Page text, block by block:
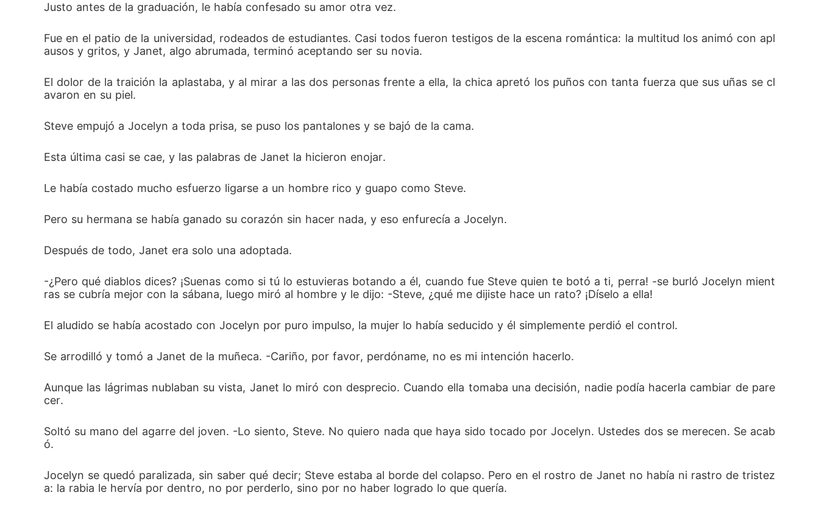
Justo antes de la graduación, le había confesado su amor otra vez.
Fue en el patio de la universidad, rodeados de estudiantes. Casi todos fueron testigos de la escena romántica: la multitud los animó con apl
ausos y gritos, y Janet, algo abrumada, terminó aceptando ser su novia.
El dolor de la traición la aplastaba, y al mirar a las dos personas frente a ella, la chica apretó los puños con tanta fuerza que sus uñas se cl
avaron en su piel.
Steve empujó a Jocelyn a toda prisa, se puso los pantalones y se bajó de la cama.
Esta última casi se cae, y las palabras de Janet la hicieron enojar.
Le había costado mucho esfuerzo ligarse a un hombre rico y guapo como Steve.
Pero su hermana se había ganado su corazón sin hacer nada, y eso enfurecía a Jocelyn.
Después de todo, Janet era solo una adoptada.
-¿Pero qué diablos dices? ¡Suenas como si tú lo estuvieras botando a él, cuando fue Steve quien te botó a ti, perra! -se burló Jocelyn mient
ras se cubría mejor con la sábana, luego miró al hombre y le dijo: -Steve, ¿qué me dijiste hace un rato? ¡Díselo a ella!
El aludido se había acostado con Jocelyn por puro impulso, la mujer lo había seducido y él simplemente perdió el control.
Se arrodilló y tomó a Janet de la muñeca. -Cariño, por favor, perdóname, no es mi intención hacerlo.
Aunque las lágrimas nublaban su vista, Janet lo miró con desprecio. Cuando ella tomaba una decisión, nadie podía hacerla cambiar de pare
cer.
Soltó su mano del agarre del joven. -Lo siento, Steve. No quiero nada que haya sido tocado por Jocelyn. Ustedes dos se merecen. Se acab
ó.
Jocelyn se quedó paralizada, sin saber qué decir; Steve estaba al borde del colapso. Pero en el rostro de Janet no había ni rastro de tristez
a: la rabia le hervía por dentro, no por perderlo, sino por no haber logrado lo que quería.